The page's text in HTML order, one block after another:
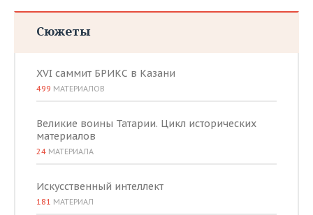
Сюжеты
XVI саммит БРИКС в Казани
499 МАТЕРИАЛОВ
Великие воины Татарии. Цикл исторических
материалов
24 МАТЕРИАЛА
Искусственный интеллект
181 МАТЕРИАЛ